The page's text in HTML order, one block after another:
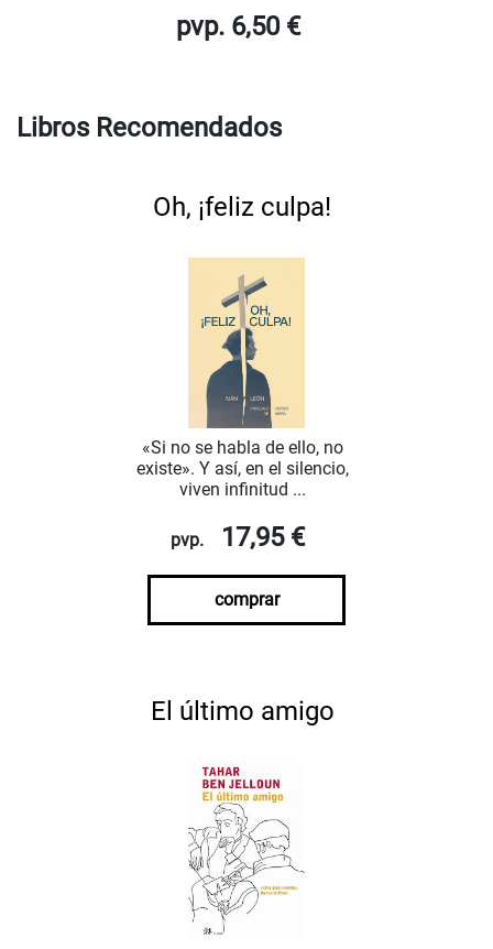
pvp. 6,50 €
Libros Recomendados
Oh, ¡feliz culpa!
«Si no se habla de ello, no
existe». Y así, en el silencio,
viven infinitud ...
pvp. 17,95 €
comprar
El último amigo